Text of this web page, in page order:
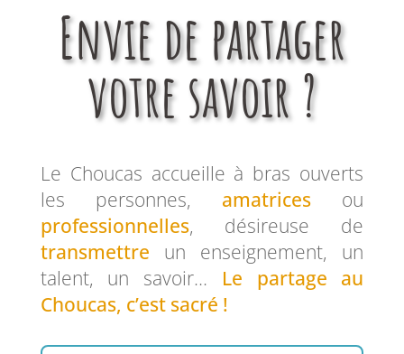
Envie de partager
votre savoir ?
Le Choucas accueille à bras ouverts
les personnes, amatrices ou
professionnelles, désireuse de
transmettre un enseignement, un
talent, un savoir… Le partage au
Choucas, c’est sacré !